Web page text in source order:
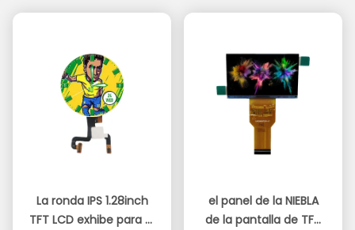
La ronda IPS 1.28inch
TFT LCD exhibe para el
el panel de la NIEBLA
de la pantalla de TFT